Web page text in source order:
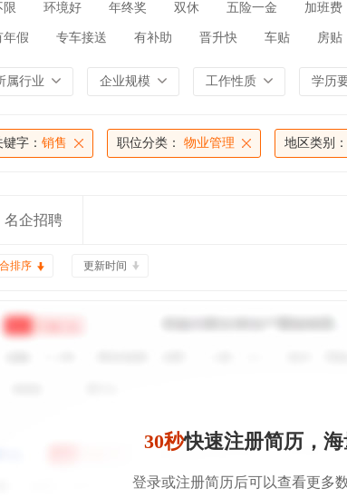
限 环境好 年终奖 双休 五险一金 加班费
年假 专车接送 有补助 晋升快 车贴 房贴
属行业 企业规模 工作性质 学历
键字： 销售 职位分类： 物业管理 地区类别：
名企招聘
排序 更新时间
30秒快速注册简历，海
登录或注册简历后可以查看更多